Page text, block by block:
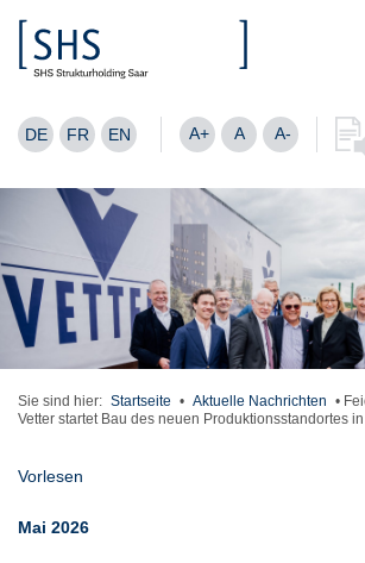
DE FR EN A+ A A-
Sie sind hier: Startseite • Aktuelle Nachrichten •
Vetter startet Bau des neuen Produktionsstandortes
Vorlesen
Mai 2026